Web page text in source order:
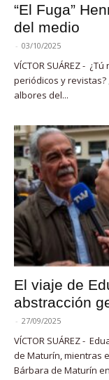
“El Fuga”
del medio
- 03/10/2025
VÍCTOR SUÁREZ -
periódicos y revistas?
albores del...
El viaje de
abstracción
- 27/09/2025
VÍCTOR SUÁREZ -
de Maturín, mientras
Bárbara de Maturín en